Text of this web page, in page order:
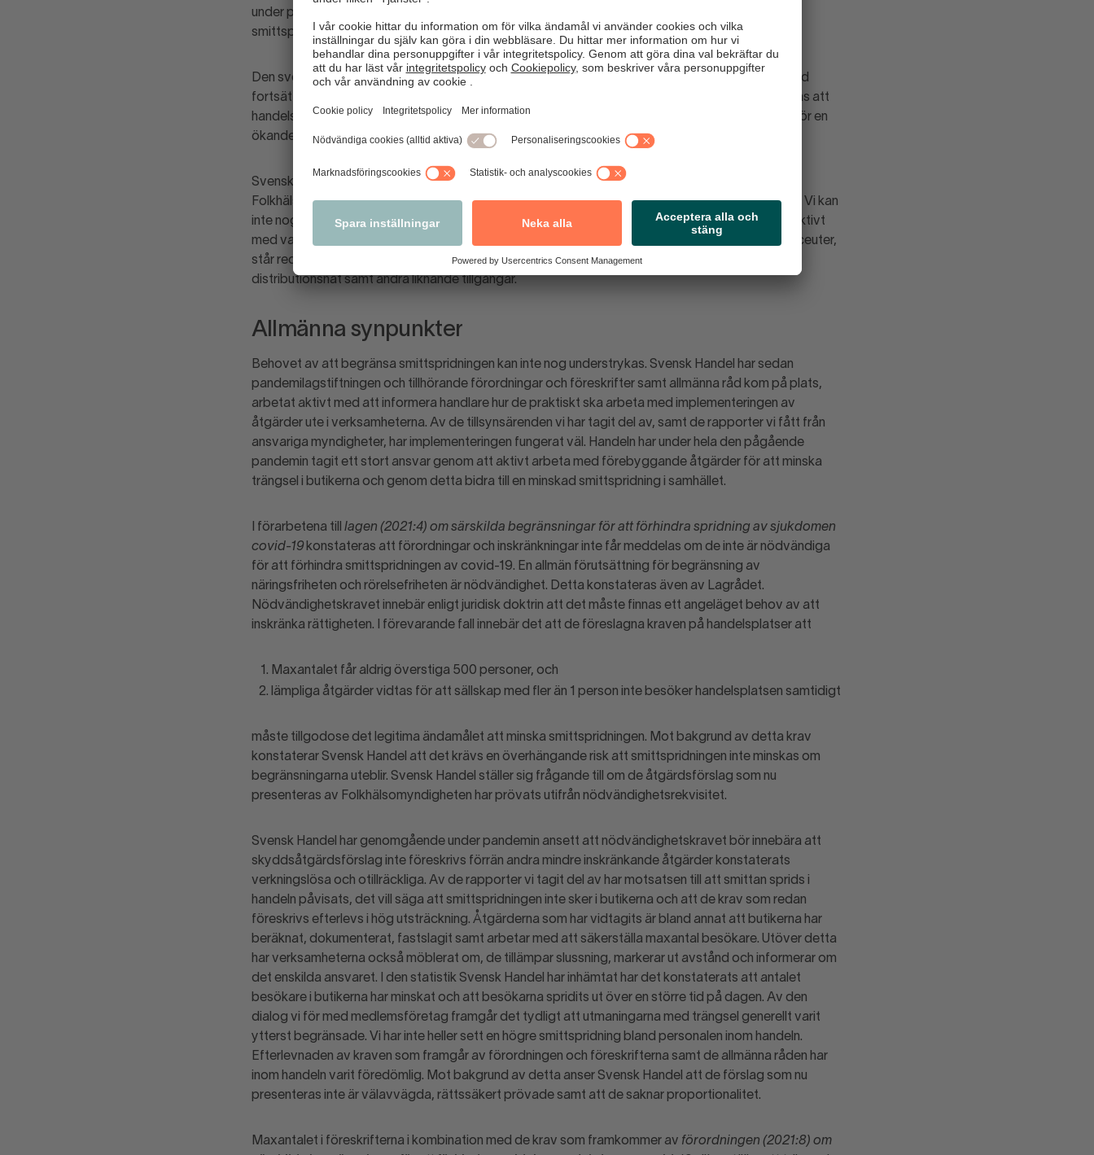
under pandemin och många handlare har presenterat kreativa lösningar, inte minst för att minska
smittspridningen i samhället.
Den svenska handeln är beroende av ett återöppnande av samhället för att överleva och därmed
fortsättningsvis kunna bidra till sysselsättning, skatteintäkter och levande städer. Det bör noteras att
handelsbranschen är särskilt viktigt för nyanlända och ungdomar, en grupp som sannolikt står inför en
ökande arbetslöshet.
Svensk Handel kommer även fortsättningsvis att arbeta tillsammans med regeringen och
Folkhälsomyndigheten för att möjliggöra ett ansvarsfullt och säkert återöppnande av samhället. Vi kan
inte nog poängtera vikten av att det parallellt med lagstiftningsarbetet också arbetas mycket aktivt
med vaccineringen mot covid-19. Handeln, genom apotekens infrastruktur och tillgång till farmaceuter,
står redo att hjälpa till och underlätta i vaccineringsprocessen med lokaler, kompetenser och
distributionsnät samt andra liknande tillgångar.
Allmänna synpunkter
Behovet av att begränsa smittspridningen kan inte nog understrykas. Svensk Handel har sedan
pandemilagstiftningen och tillhörande förordningar och föreskrifter samt allmänna råd kom på plats,
arbetat aktivt med att informera handlare hur de praktiskt ska arbeta med implementeringen av
åtgärder ute i verksamheterna. Av de tillsynsärenden vi har tagit del av, samt de rapporter vi fått från
ansvariga myndigheter, har implementeringen fungerat väl. Handeln har under hela den pågående
pandemin tagit ett stort ansvar genom att aktivt arbeta med förebyggande åtgärder för att minska
trängsel i butikerna och genom detta bidra till en minskad smittspridning i samhället.
I förarbetena till lagen (2021:4) om särskilda begränsningar för att förhindra spridning av sjukdomen
covid-19 konstateras att förordningar och inskränkningar inte får meddelas om de inte är nödvändiga
för att förhindra smittspridningen av covid-19. En allmän förutsättning för begränsning av
näringsfriheten och rörelsefriheten är nödvändighet. Detta konstateras även av Lagrådet.
Nödvändighetskravet innebär enligt juridisk doktrin att det måste finnas ett angeläget behov av att
inskränka rättigheten. I förevarande fall innebär det att de föreslagna kraven på handelsplatser att
Maxantalet får aldrig överstiga 500 personer, och
lämpliga åtgärder vidtas för att sällskap med fler än 1 person inte besöker handelsplatsen samtidigt
måste tillgodose det legitima ändamålet att minska smittspridningen. Mot bakgrund av detta krav
konstaterar Svensk Handel att det krävs en överhängande risk att smittspridningen inte minskas om
begränsningarna uteblir. Svensk Handel ställer sig frågande till om de åtgärdsförslag som nu
presenteras av Folkhälsomyndigheten har prövats utifrån nödvändighetsrekvisitet.
Svensk Handel har genomgående under pandemin ansett att nödvändighetskravet bör innebära att
skyddsåtgärdsförslag inte föreskrivs förrän andra mindre inskränkande åtgärder konstaterats
verkningslösa och otillräckliga. Av de rapporter vi tagit del av har motsatsen till att smittan sprids i
handeln påvisats, det vill säga att smittspridningen inte sker i butikerna och att de krav som redan
föreskrivs efterlevs i hög utsträckning. Åtgärderna som har vidtagits är bland annat att butikerna har
beräknat, dokumenterat, fastslagit samt arbetar med att säkerställa maxantal besökare. Utöver detta
har verksamheterna också möblerat om, de tillämpar slussning, markerar ut avstånd och informerar om
det enskilda ansvaret. I den statistik Svensk Handel har inhämtat har det konstaterats att antalet
besökare i butikerna har minskat och att besökarna spridits ut över en större tid på dagen. Av den
dialog vi för med medlemsföretag framgår det tydligt att utmaningarna med trängsel generellt varit
ytterst begränsade. Vi har inte heller sett en högre smittspridning bland personalen inom handeln.
Efterlevnaden av kraven som framgår av förordningen och föreskrifterna samt de allmänna råden har
inom handeln varit föredömlig. Mot bakgrund av detta anser Svensk Handel att de förslag som nu
presenteras inte är välavvägda, rättssäkert prövade samt att de saknar proportionalitet.
Maxantalet i föreskrifterna i kombination med de krav som framkommer av förordningen (2021:8) om